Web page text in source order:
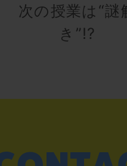
次の授業は“謎
き”!?